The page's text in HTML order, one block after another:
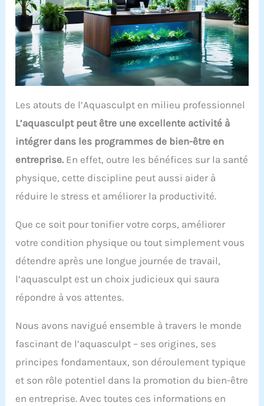
Les atouts de l’Aquasculpt en milieu professionnel
L’aquasculpt peut être une excellente activité à
intégrer dans les programmes de bien-être en
entreprise. En effet, outre les bénéfices sur la santé
physique, cette discipline peut aussi aider à
réduire le stress et améliorer la productivité.
Que ce soit pour tonifier votre corps, améliorer
votre condition physique ou tout simplement vous
détendre après une longue journée de travail,
l’aquasculpt est un choix judicieux qui saura
répondre à vos attentes.
Nous avons navigué ensemble à travers le monde
fascinant de l’aquasculpt – ses origines, ses
principes fondamentaux, son déroulement typique
et son rôle potentiel dans la promotion du bien-être
en entreprise. Avec toutes ces informations en